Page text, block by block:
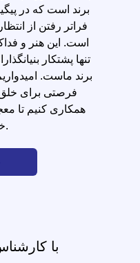
برند است که در
فراتر رفتن از
است. این هنر و
تنها پشتکار
برند ماست.
فرصتی برای خلق
همکاری کنیم تا
خلق کنیم.
با